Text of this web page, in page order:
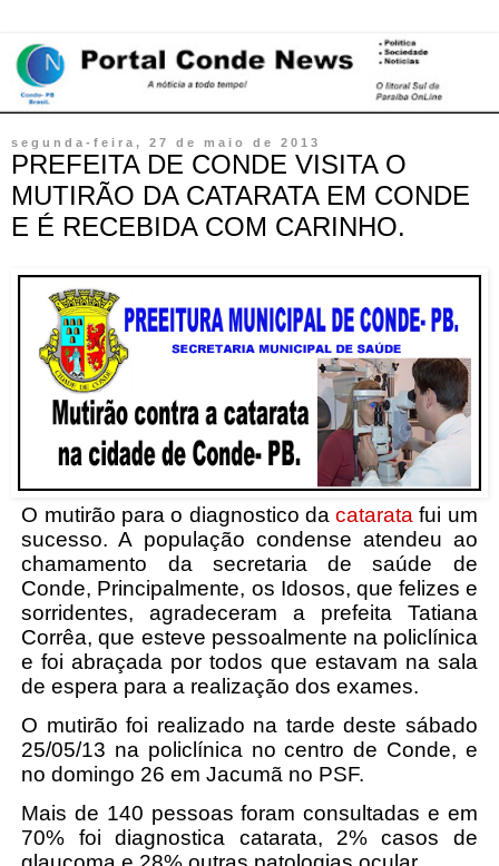
segunda-feira, 27 de maio de 2013
PREFEITA DE CONDE VISITA O
MUTIRÃO DA CATARATA EM CONDE
E É RECEBIDA COM CARINHO.
O mutirão para o diagnostico dacatarata fui um
sucesso. A população condense atendeu ao
chamamento da secretaria de saúde de
Conde, Principalmente, os Idosos, que felizes e
sorridentes, agradeceram a prefeita Tatiana
Corrêa, que esteve pessoalmente na policlínica
e foi abraçada por todos que estavam na sala
de espera para a realização dos exames.
O mutirão foi realizado na tarde deste sábado
25/05/13 na policlínica no centro de Conde, e
no domingo 26 em Jacumã no PSF.
Mais de 140 pessoas foram consultadas e em
70% foi diagnostica catarata, 2% casos de